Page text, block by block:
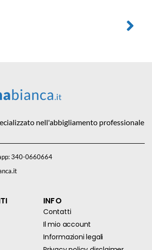
nell'abbigliamento professionale
340-0660664
INFO
Contatti
Il mio account
Informazioni legali